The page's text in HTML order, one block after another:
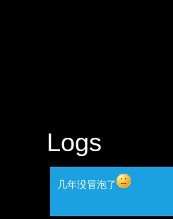
Logs
几年没冒泡了